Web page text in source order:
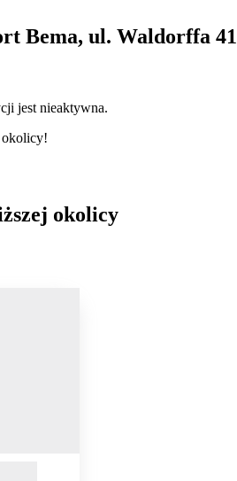
Bema, ul. Waldorffa 41
jest nieaktywna.
okolicy